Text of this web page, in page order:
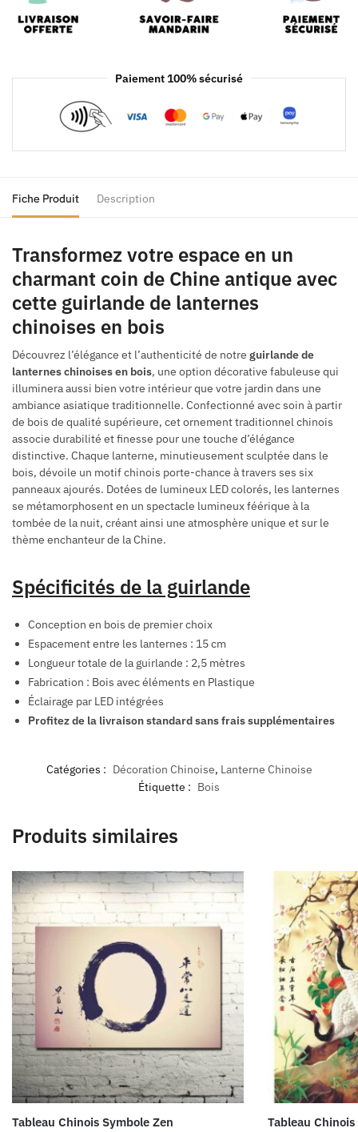
Paiement 100% sécurisé
Fiche Produit Description
Transformez votre espace en un
charmant coin de Chine antique avec
cette guirlande de lanternes
chinoises en bois
Découvrez l’élégance et l’authenticité de notre guirlande de
lanternes chinoises en bois, une option décorative fabuleuse qui
illuminera aussi bien votre intérieur que votre jardin dans une
ambiance asiatique traditionnelle. Confectionné avec soin à partir
de bois de qualité supérieure, cet ornement traditionnel chinois
associe durabilité et finesse pour une touche d’élégance
distinctive. Chaque lanterne, minutieusement sculptée dans le
bois, dévoile un motif chinois porte-chance à travers ses six
panneaux ajourés. Dotées de lumineux LED colorés, les lanternes
se métamorphosent en un spectacle lumineux féérique à la
tombée de la nuit, créant ainsi une atmosphère unique et sur le
thème enchanteur de la Chine.
Spécificités de la guirlande
Conception en bois de premier choix
Espacement entre les lanternes : 15 cm
Longueur totale de la guirlande : 2,5 mètres
Fabrication : Bois avec éléments en Plastique
Éclairage par LED intégrées
Profitez de la livraison standard sans frais supplémentaires
Catégories : Décoration Chinoise, Lanterne Chinoise
Étiquette : Bois
Produits similaires
Tableau Chinois Symbole Zen Tableau